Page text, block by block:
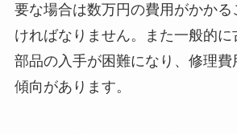
要な場合は数万円の費用がかかる
ければなりません。また一般的
部品の入手が困難になり、修理費
傾向があります。